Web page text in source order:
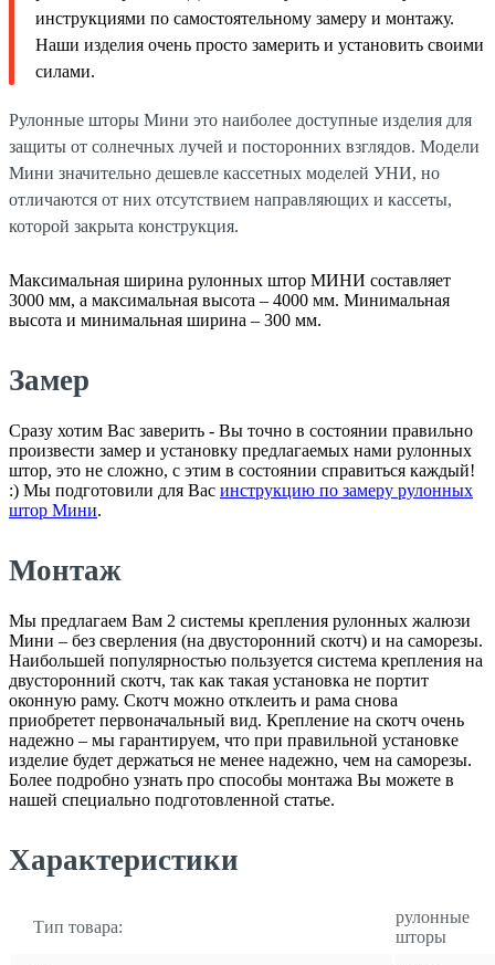
инструкциями по самостоятельному замеру и монтажу.
Наши изделия очень просто замерить и установить своими
силами.
Рулонные шторы Мини это наиболее доступные изделия для
защиты от солнечных лучей и посторонних взглядов. Модели
Мини значительно дешевле кассетных моделей УНИ, но
отличаются от них отсутствием направляющих и кассеты,
которой закрыта конструкция.
Максимальная ширина рулонных штор МИНИ составляет
3000 мм, а максимальная высота – 4000 мм. Минимальная
высота и минимальная ширина – 300 мм.
Замер
Сразу хотим Вас заверить - Вы точно в состоянии правильно
произвести замер и установку предлагаемых нами рулонных
штор, это не сложно, с этим в состоянии справиться каждый!
:) Мы подготовили для Вас инструкцию по замеру рулонных
штор Мини.
Монтаж
Мы предлагаем Вам 2 системы крепления рулонных жалюзи
Мини – без сверления (на двусторонний скотч) и на саморезы.
Наибольшей популярностью пользуется система крепления на
двусторонний скотч, так как такая установка не портит
оконную раму. Скотч можно отклеить и рама снова
приобретет первоначальный вид. Крепление на скотч очень
надежно – мы гарантируем, что при правильной установке
изделие будет держаться не менее надежно, чем на саморезы.
Более подробно узнать про способы монтажа Вы можете в
нашей специально подготовленной статье.
Характеристики
Тип товара:
рулонные
шторы